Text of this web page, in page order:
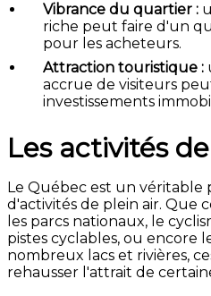
Vibrance du quartier :
riche peut faire d'un
pour les acheteurs.
Attraction touristique :
accrue de visiteurs
investissements
Les activités
Le Québec est un véritable
d'activités de plein air. Que
les parcs nationaux, le
pistes cyclables, ou encore
nombreux lacs et rivières,
rehausser l'attrait de